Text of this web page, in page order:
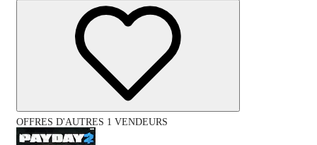
OFFRES D'AUTRES 1 VENDEURS